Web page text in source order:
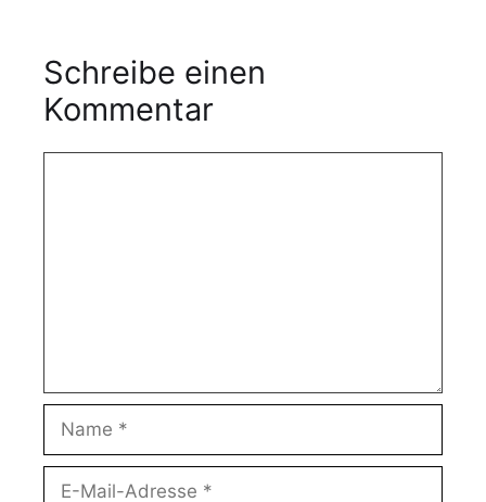
Schreibe einen
Kommentar